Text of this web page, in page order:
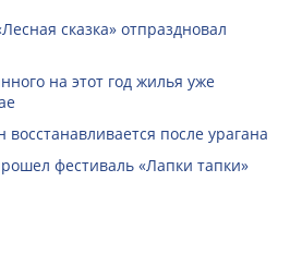
сказка» отпраздновал
на этот год жилья уже
после урагана
фестиваль «Лапки тапки»